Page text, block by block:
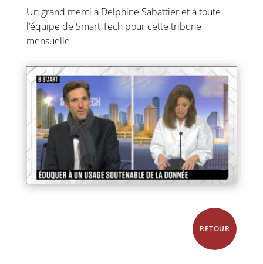
Un grand merci à Delphine Sabattier et à toute
l’équipe de Smart Tech pour cette tribune
mensuelle
RETOUR